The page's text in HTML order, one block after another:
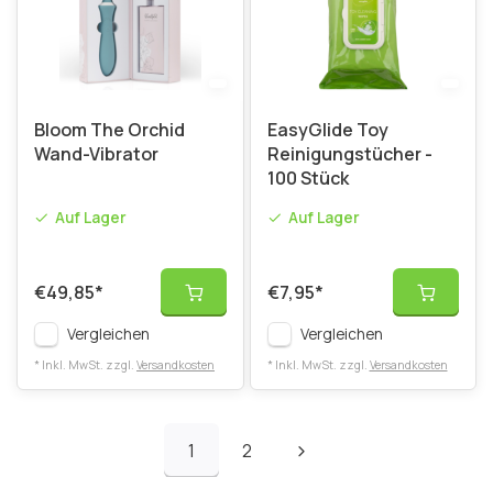
Bloom The Orchid
Wand-Vibrator
Auf Lager
€49,85*
Vergleichen
* Inkl. MwSt. zzgl. Versandkosten
EasyGlide Toy
Reinigungstücher -
100 Stück
Auf Lager
€7,95*
Vergleichen
* Inkl. MwSt. zzgl. Versandkosten
1 2